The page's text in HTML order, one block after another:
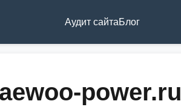
Аудит сайтаБлог
power.ru